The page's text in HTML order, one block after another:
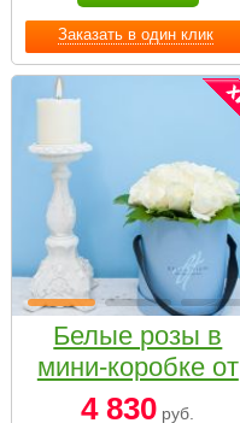
Заказать в один клик
Белые розы в
мини-коробке от
Bella Fiori
4 830 руб.